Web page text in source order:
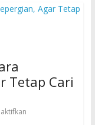
Tetap Cari